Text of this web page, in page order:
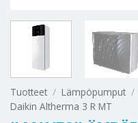
Tuotteet / Lämpöpumput /
Daikin Altherma 3 R MT